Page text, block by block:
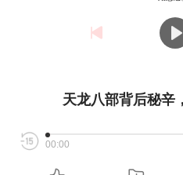
天龙八部背后秘辛
00:00